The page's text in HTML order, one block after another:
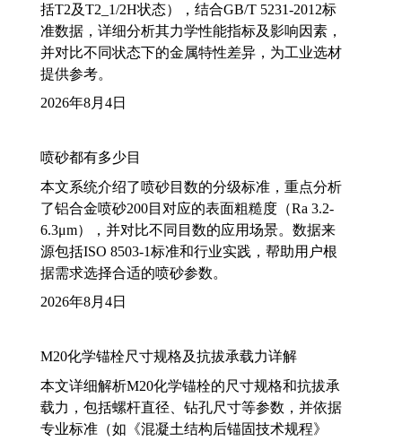
括T2及T2_1/2H状态），结合GB/T 5231-2012标
准数据，详细分析其力学性能指标及影响因素，
并对比不同状态下的金属特性差异，为工业选材
提供参考。
2026年8月4日
喷砂都有多少目
本文系统介绍了喷砂目数的分级标准，重点分析
了铝合金喷砂200目对应的表面粗糙度（Ra 3.2-
6.3μm），并对比不同目数的应用场景。数据来
源包括ISO 8503-1标准和行业实践，帮助用户根
据需求选择合适的喷砂参数。
2026年8月4日
M20化学锚栓尺寸规格及抗拔承载力详解
本文详细解析M20化学锚栓的尺寸规格和抗拔承
载力，包括螺杆直径、钻孔尺寸等参数，并依据
专业标准（如《混凝土结构后锚固技术规程》